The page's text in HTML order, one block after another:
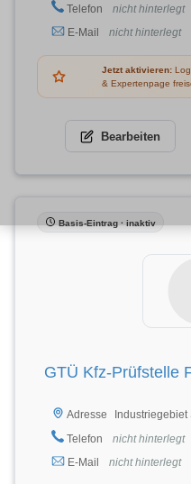
Telefon
nicht hinterlegt
E-Mail
nicht hinterlegt
Jetzt aktivieren:
& Expertenpage
Bearbeiten
Basis-Eintrag · inaktiv
GTÜ Kfz-Prüfstelle
Adresse
Telefon
nicht hinterlegt
E-Mail
nicht hinterlegt